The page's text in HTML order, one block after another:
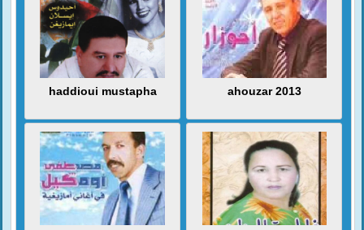
haddioui mustapha ahouzar 2013